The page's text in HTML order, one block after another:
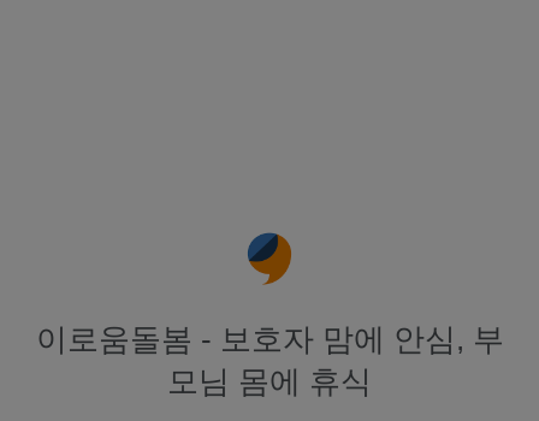
이로움돌봄 - 보호자 맘에 안심, 부
모님 몸에 휴식